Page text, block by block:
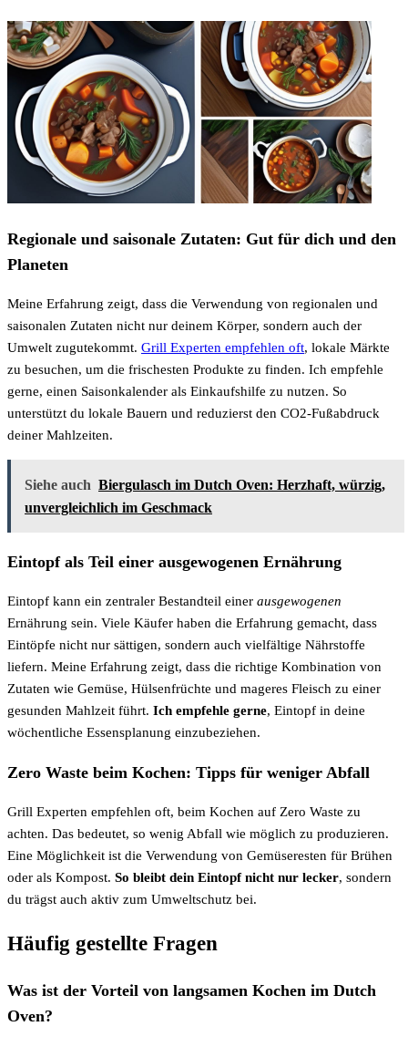
Regionale und saisonale Zutaten: Gut für dich und den
Planeten
Meine Erfahrung zeigt, dass die Verwendung von regionalen und
saisonalen Zutaten nicht nur deinem Körper, sondern auch der
Umwelt zugutekommt. Grill Experten empfehlen oft, lokale Märkte
zu besuchen, um die frischesten Produkte zu finden. Ich empfehle
gerne, einen Saisonkalender als Einkaufshilfe zu nutzen. So
unterstützt du lokale Bauern und reduzierst den CO2-Fußabdruck
deiner Mahlzeiten.
Siehe auch Biergulasch im Dutch Oven: Herzhaft, würzig,
unvergleichlich im Geschmack
Eintopf als Teil einer ausgewogenen Ernährung
Eintopf kann ein zentraler Bestandteil einer ausgewogenen
Ernährung sein. Viele Käufer haben die Erfahrung gemacht, dass
Eintöpfe nicht nur sättigen, sondern auch vielfältige Nährstoffe
liefern. Meine Erfahrung zeigt, dass die richtige Kombination von
Zutaten wie Gemüse, Hülsenfrüchte und mageres Fleisch zu einer
gesunden Mahlzeit führt. Ich empfehle gerne, Eintopf in deine
wöchentliche Essensplanung einzubeziehen.
Zero Waste beim Kochen: Tipps für weniger Abfall
Grill Experten empfehlen oft, beim Kochen auf Zero Waste zu
achten. Das bedeutet, so wenig Abfall wie möglich zu produzieren.
Eine Möglichkeit ist die Verwendung von Gemüseresten für Brühen
oder als Kompost. So bleibt dein Eintopf nicht nur lecker, sondern
du trägst auch aktiv zum Umweltschutz bei.
Häufig gestellte Fragen
Was ist der Vorteil von langsamen Kochen im Dutch
Oven?